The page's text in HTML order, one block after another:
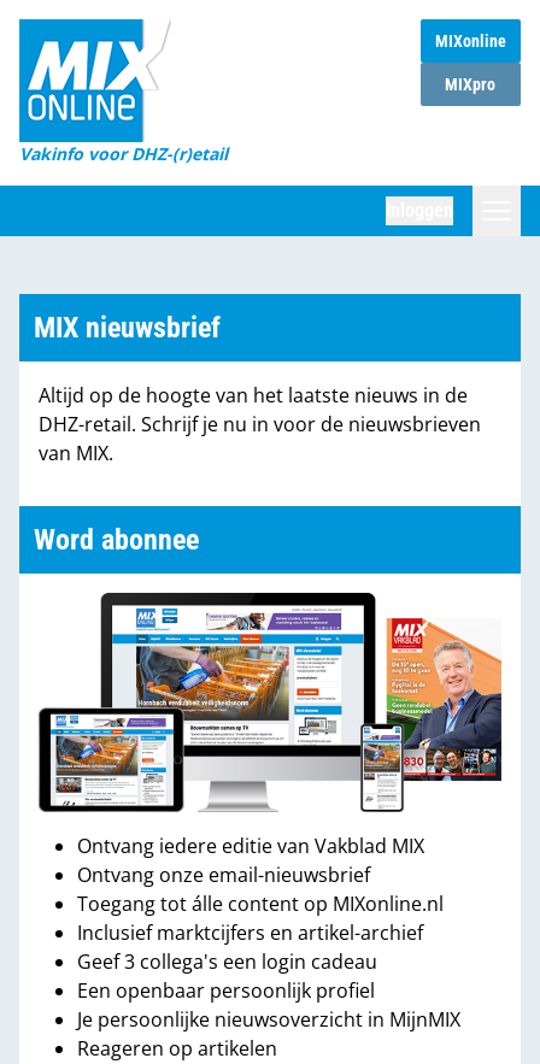
MIXonline
MIXpro
Vakinfo voor DHZ-(r)etail
Home
Magazines
DHZ Sessie
Marktcijfers
Partners
MIX nieuwsbrief
Altijd op de hoogte van het laatste nieuws in de
DHZ-retail. Schrijf je nu in voor de nieuwsbrieven
van MIX.
Word abonnee
Ontvang iedere editie van Vakblad MIX
Ontvang onze email-nieuwsbrief
Toegang tot álle content op MIXonline.nl
Inclusief marktcijfers en artikel-archief
Geef 3 collega's een login cadeau
Een openbaar persoonlijk profiel
Je persoonlijke nieuwsoverzicht in MijnMIX
Reageren op artikelen